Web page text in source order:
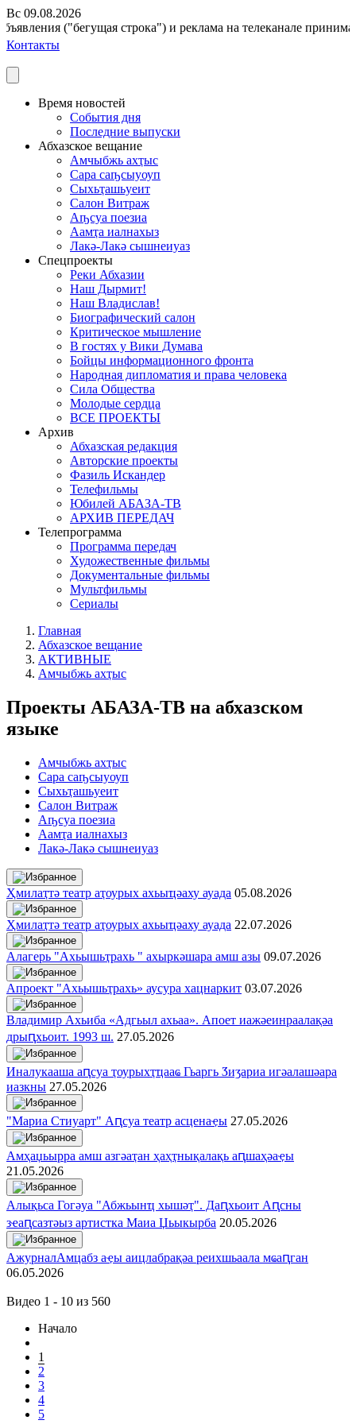
Вс 09.08.2026
("бегущая строка") и реклама на телеканале
Контакты
Время новостей
События дня
Последние выпуски
Абхазское вещание
Амчыбжь ахҭыс
Сара саҧсыуоуп
Сыхьҭашьуеит
Салон Витраж
Аҧсуа поезиа
Аамҭа иалнахыз
Лакә-Лакә сышнеиуаз
Спецпроекты
Реки Абхазии
Наш Дырмит!
Наш Владислав!
Биографический салон
Критическое мышление
В гостях у Вики Думава
Бойцы информационного фронта
Народная дипломатия и права человека
Сила Общества
Молодые сердца
ВСЕ ПРОЕКТЫ
Архив
Абхазская редакция
Авторские проекты
Фазиль Искандер
Телефильмы
Юбилей АБАЗА-ТВ
АРХИВ ПЕРЕДАЧ
Телепрограмма
Программа передач
Художественные фильмы
Документальные фильмы
Мультфильмы
Сериалы
Главная
Абхазское вещание
АКТИВНЫЕ
Амчыбжь ахҭыс
Проекты АБАЗА-ТВ на абхазском
языке
Амчыбжь ахҭыс
Сара саҧсыуоуп
Сыхьҭашьуеит
Салон Витраж
Аҧсуа поезиа
Аамҭа иалнахыз
Лакә-Лакә сышнеиуаз
Ҳмилаҭтә театр аҭоурых ахьыҵәаху ауада 05.08.2026
Ҳмилаҭтә театр аҭоурых ахьыҵәаху ауада 22.07.2026
Алагерь "Ахьышьҭрахь " ахыркәшара амш азы 09.07.2026
Апроект "Ахьышьҭрахь» аусура хацнаркит 03.07.2026
Владимир Ахьиба «Адгьыл ахьаа». Апоет иажәеинраалақәа
дрыԥхьоит. 1993 ш. 27.05.2026
Иналукааша аԥсуа ҭоурыхҭҵааҩ Гьаргь Ӡиӡариа игәалашәара
иазкны 27.05.2026
"Мариа Стиуарт" Аԥсуа театр асценаҿы 27.05.2026
Амҳаџьырра амш азгәаҭан ҳаҳҭнықалақь аԥшаҳәаҿы
21.05.2026
Алықьса Гогәуа "Абжьынҵ хышәҭ". Даԥхьоит Аԥсны
зҽаԥсазтәыз артистка Маиа Џьыкырба 20.05.2026
АжурналАмцабз аҿы аицлабрақәа реихшьаала мҩаԥган
06.05.2026
Видео 1 - 10 из 560
Начало
1
2
3
4
5